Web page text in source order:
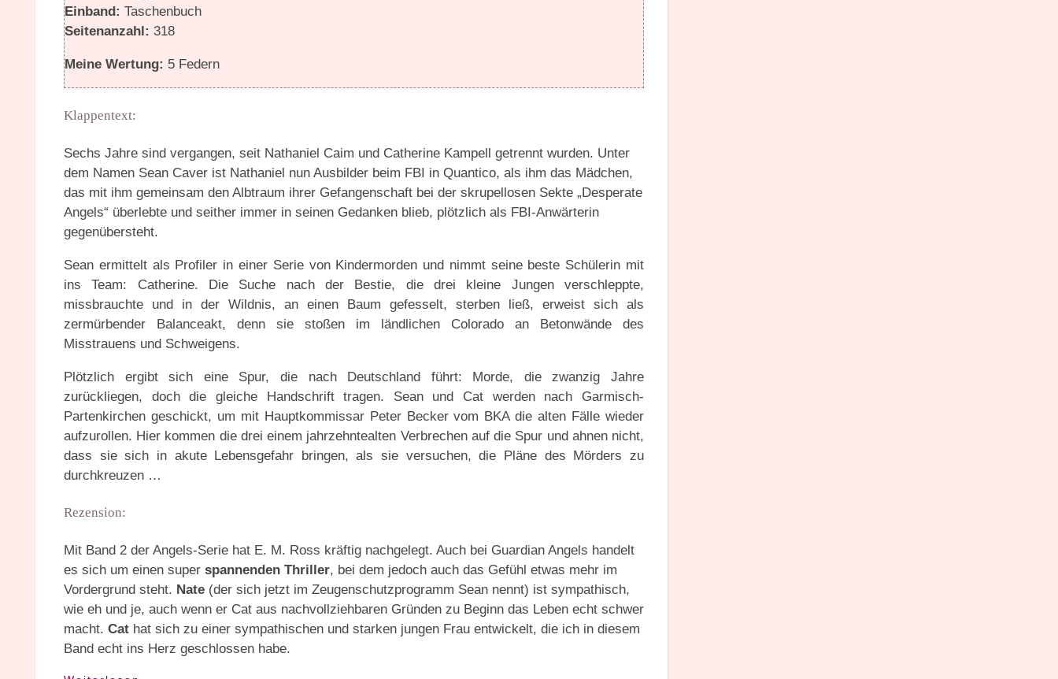
Einband: Taschenbuch
Seitenanzahl: 318
Meine Wertung: 5 Federn
Klappentext:
Sechs Jahre sind vergangen, seit Nathaniel Caim und Catherine Kampell getrennt wurden. Unter
dem Namen Sean Caver ist Nathaniel nun Ausbilder beim FBI in Quantico, als ihm das Mädchen,
das mit ihm gemeinsam den Albtraum ihrer Gefangenschaft bei der skrupellosen Sekte „Desperate
Angels“ überlebte und seither immer in seinen Gedanken blieb, plötzlich als FBI-Anwärterin
gegenübersteht.
Sean ermittelt als Profiler in einer Serie von Kindermorden und nimmt seine beste Schülerin mit
ins Team: Catherine. Die Suche nach der Bestie, die drei kleine Jungen verschleppte,
missbrauchte und in der Wildnis, an einen Baum gefesselt, sterben ließ, erweist sich als
zermürbender Balanceakt, denn sie stoßen im ländlichen Colorado an Betonwände des
Misstrauens und Schweigens.
Plötzlich ergibt sich eine Spur, die nach Deutschland führt: Morde, die zwanzig Jahre
zurückliegen, doch die gleiche Handschrift tragen. Sean und Cat werden nach Garmisch-
Partenkirchen geschickt, um mit Hauptkommissar Peter Becker vom BKA die alten Fälle wieder
aufzurollen. Hier kommen die drei einem jahrzehntealten Verbrechen auf die Spur und ahnen nicht,
dass sie sich in akute Lebensgefahr bringen, als sie versuchen, die Pläne des Mörders zu
durchkreuzen …
Rezension:
Mit Band 2 der Angels-Serie hat E. M. Ross kräftig nachgelegt. Auch bei Guardian Angels handelt
es sich um einen super spannenden Thriller, bei dem jedoch auch das Gefühl etwas mehr im
Vordergrund steht. Nate (der sich jetzt im Zeugenschutzprogramm Sean nennt) ist sympathisch,
wie eh und je, auch wenn er Cat aus nachvollziehbaren Gründen zu Beginn das Leben echt schwer
macht. Cat hat sich zu einer sympathischen und starken jungen Frau entwickelt, die ich in diesem
Band echt ins Herz geschlossen habe.